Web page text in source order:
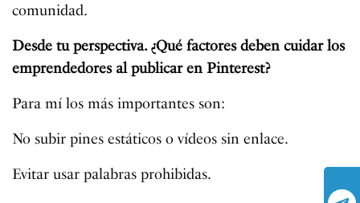
comunidad.
Desde tu perspectiva. ¿Qué factores deben cuidar los
emprendedores al publicar en Pinterest?
Para mí los más importantes son:
No subir pines estáticos o vídeos sin enlace.
Evitar usar palabras prohibidas.